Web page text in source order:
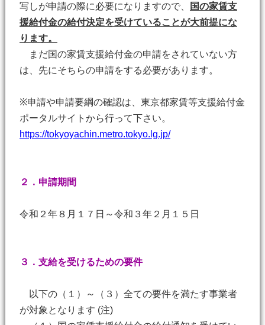
写しが申請の際に必要になりますので、
国の家賃支
援給付金の給付決定を受けていることが大前提にな
ります。
まだ国の家賃支援給付金の申請をされていない方
は、先にそちらの申請をする必要があります。
※申請や申請要綱の確認は、東京都家賃等支援給付金
ポータルサイトから行って下さい。
https://tokyoyachin.metro.tokyo.lg.jp/
２．申請期間
令和２年８月１７日～令和３年２月１５日
３．支給を受けるための要件
以下の（１）～（３）全ての要件を満たす事業者
が対象となります (注)